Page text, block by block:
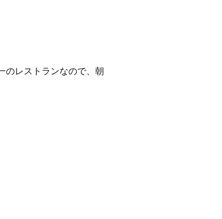
のレストランなので、朝